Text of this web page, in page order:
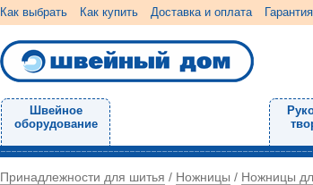
Как выбрать Как купить Доставка и оплата
Швейное
оборудование
Принадлежности для шитья / Ножницы / Ножницы